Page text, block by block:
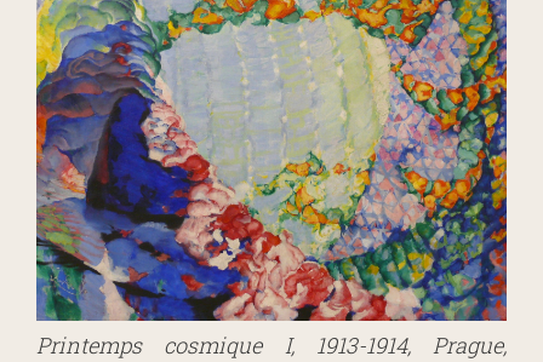
Printemps cosmique I, 1913-1914, Prague,